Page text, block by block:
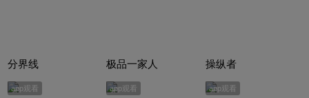
分界线 极品一家人 操纵者
app观看 app观看 app观看